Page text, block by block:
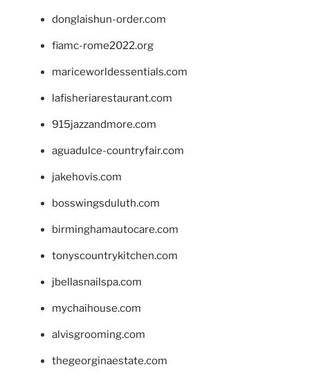
donglaishun-order.com
fiamc-rome2022.org
mariceworldessentials.com
lafisheriarestaurant.com
915jazzandmore.com
aguadulce-countryfair.com
jakehovis.com
bosswingsduluth.com
birminghamautocare.com
tonyscountrykitchen.com
jbellasnailspa.com
mychaihouse.com
alvisgrooming.com
thegeorginaestate.com